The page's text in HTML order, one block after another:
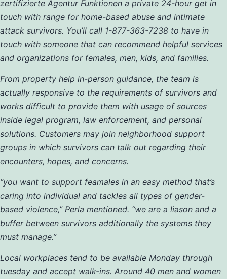
zertifizierte Agentur Funktionen a private 24-hour get in
touch with range for home-based abuse and intimate
attack survivors. You’ll call 1-877-363-7238 to have in
touch with someone that can recommend helpful services
and organizations for females, men, kids, and families.
From property help in-person guidance, the team is
actually responsive to the requirements of survivors and
works difficult to provide them with usage of sources
inside legal program, law enforcement, and personal
solutions. Customers may join neighborhood support
groups in which survivors can talk out regarding their
encounters, hopes, and concerns.
“you want to support feamales in an easy method that’s
caring into individual and tackles all types of gender-
based violence,” Perla mentioned. “we are a liason and a
buffer between survivors additionally the systems they
must manage.”
Local workplaces tend to be available Monday through
tuesday and accept walk-ins. Around 40 men and women